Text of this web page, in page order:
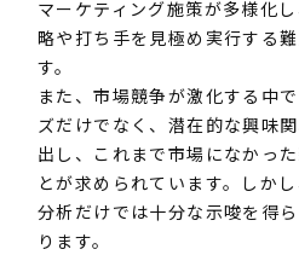
マーケティング施策が多様化
略や打ち手を見極め実行する
す。
また、市場競争が激化する中
ズだけでなく、潜在的な興味
出し、これまで市場になかっ
とが求められています。しか
分析だけでは十分な示唆を得
ります。